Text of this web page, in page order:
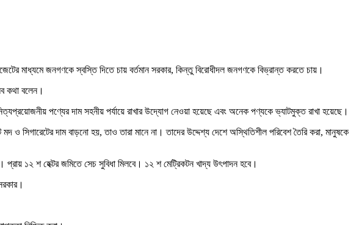
মাধ্যমে জনগণকে স্বস্তি দিতে চায় বর্তমান সরকার, কিন্তু বিরোধীদল জনগণকে বিভ্রান্ত করতে চায়।
কথা বলেন।
পণ্যের দাম সহনীয় পর্যায়ে রাখার উদ্যোগ নেওয়া হয়েছে এবং অনেক পণ্যকে ভ্যাটমুক্ত রাখা হয়েছে।
ও সিগারেটের দাম বাড়নো হয়, তাও তারা মানে না। তাদের উদ্দেশ্য দেশে অস্থিতিশীল পরিবেশ তৈরি করা, মানুষকে
প্রায় ১২ শ হেক্টর জমিতে সেচ সুবিধা মিলবে। ১২ শ মেট্রিকটন খাদ্য উৎপাদন হবে।